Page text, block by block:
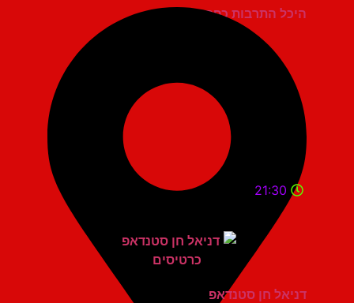
היכל התרבות כפר סבא
21:30
דניאל חן סטנדאפ